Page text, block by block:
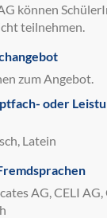
können
teilnehmen.
zum Angebot.
oder
Latein
AG, CELI AG,